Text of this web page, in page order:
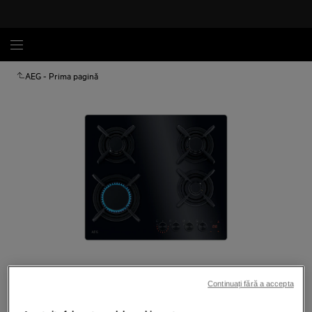
AEG - Prima pagină
Atinge pentru zoom
Continuați fără a accepta